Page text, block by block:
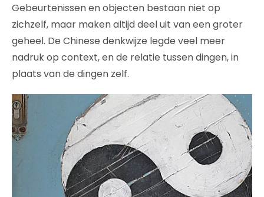
Gebeurtenissen en objecten bestaan niet op
zichzelf, maar maken altijd deel uit van een groter
geheel. De Chinese denkwijze legde veel meer
nadruk op context, en de relatie tussen dingen, in
plaats van de dingen zelf.